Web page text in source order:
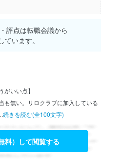
評点は転職会議から
ています。
がいい点】
も無い。リロクラブに加入している
続きを読む(全100文字)
料）して閲覧する